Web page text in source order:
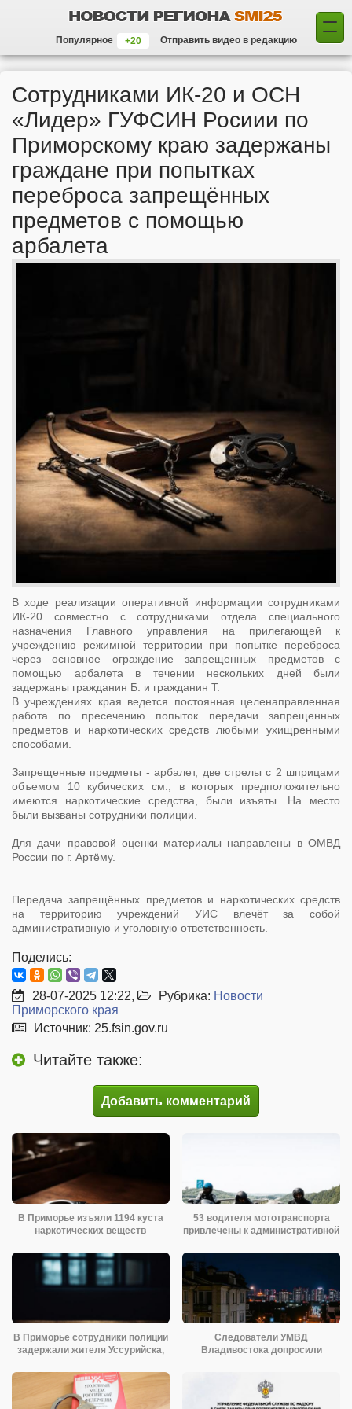
Популярное Отправить видео в редакцию
Сотрудниками ИК-20 и ОСН
«Лидер» ГУФСИН Росиии по
Приморскому краю задержаны
граждане при попытках
переброса запрещённых
предметов с помощью
арбалета
В ходе реализации оперативной информации сотрудниками
ИК-20 совместно с сотрудниками отдела специального
назначения Главного управления на прилегающей к
учреждению режимной территории при попытке переброса
через основное ограждение запрещенных предметов с
помощью арбалета в течении нескольких дней были
задержаны гражданин Б. и гражданин Т.
В учреждениях края ведется постоянная целенаправленная
работа по пресечению попыток передачи запрещенных
предметов и наркотических средств любыми ухищренными
способами.
Запрещенные предметы - арбалет, две стрелы с 2 шприцами
объемом 10 кубических см., в которых предположительно
имеются наркотические средства, были изъяты. На место
были вызваны сотрудники полиции.
Для дачи правовой оценки материалы направлены в ОМВД
России по г. Артёму.
Передача запрещённых предметов и наркотических средств
на территорию учреждений УИС влечёт за собой
административную и уголовную ответственность.
Поделись:
28-07-2025 12:22, Рубрика: Новости
Приморского края
Источник: 25.fsin.gov.ru
Читайте также:
Добавить комментарий
В Приморье изъяли 1194 куста
наркотических веществ
53 водителя мототранспорта
привлечены к административной
В Приморье сотрудники полиции
задержали жителя Уссурийска,
Следователи УМВД
Владивостока допросили